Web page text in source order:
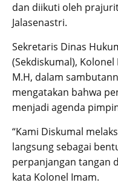
dan diikuti oleh prajurit
Jalasenastri.
Sekretaris Dinas
(Sekdiskumal), Kolonel
M.H, dalam
mengatakan bahwa
menjadi agenda
“Kami Diskumal
langsung sebagai
perpanjangan tangan
kata Kolonel Imam.